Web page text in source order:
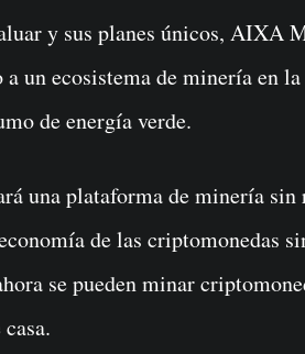
y sus planes únicos, AIXA
un ecosistema de minería en
de energía verde.
una plataforma de minería
de las criptomonedas
se pueden minar